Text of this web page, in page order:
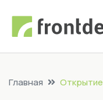
Главная Открытие